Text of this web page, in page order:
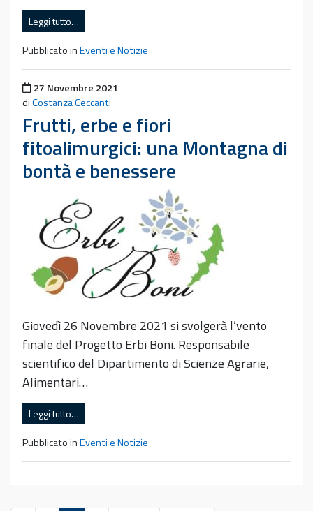
Leggi tutto…
Pubblicato inEventi e Notizie
Pubblicato il
27 Novembre 2021
diCostanza Ceccanti
Frutti, erbe e fiori
fitoalimurgici: una Montagna di
bontà e benessere
Giovedì 26 Novembre 2021 si svolgerà l’vento
finale del Progetto Erbi Boni. Responsabile
scientifico del Dipartimento di Scienze Agrarie,
Alimentari…
Leggi tutto…
Pubblicato inEventi e Notizie